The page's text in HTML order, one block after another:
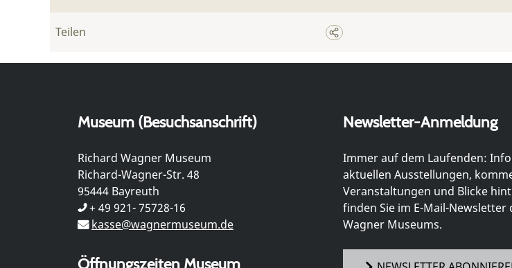
Teilen
Museum (Besuchsanschrift)
Richard Wagner Museum
Richard-Wagner-Str. 48
95444 Bayreuth
+ 49 921- 75728-16
kasse@wagnermuseum.de
Öffnungszeiten Museum
Newsletter-Anmeldung
Immer auf dem Laufenden:
aktuellen Ausstellungen,
Veranstaltungen und Blicke
finden Sie im E-Mail-Newsletter
Wagner Museums.